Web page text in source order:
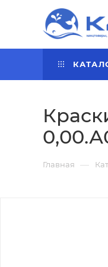
Главная —